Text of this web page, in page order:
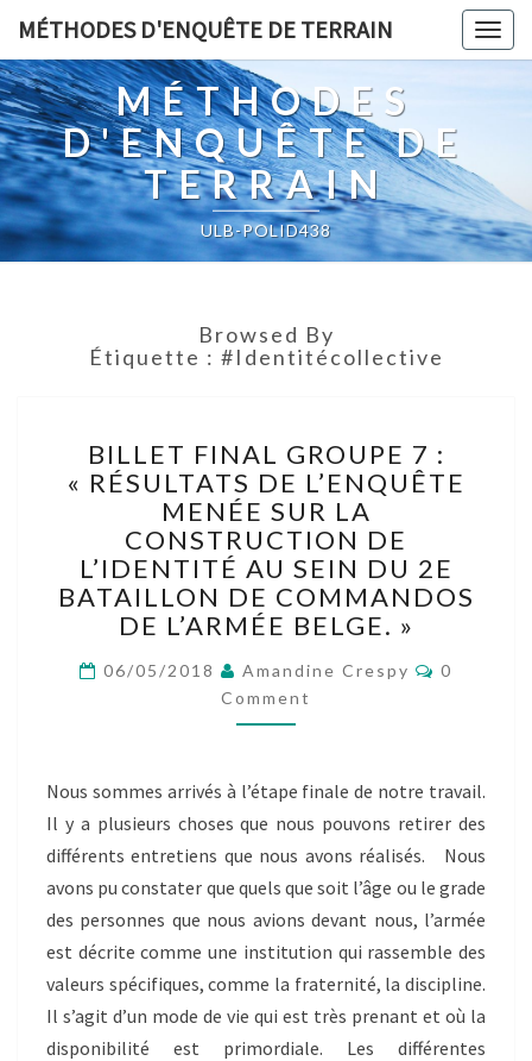
MÉTHODES D'ENQUÊTE DE TERRAIN
MÉTHODES
D'ENQUÊTE DE
TERRAIN
ULB-POLID438
Browsed By
Étiquette : #identitécollective
FINAL
GROUPE
7
:
« RÉSULTATS
DE
L’ENQUÊTE
MENÉE
SUR
LA
AU
SEIN
DU
BATAILLON
DE
COMMANDOS
DE
L’ARMÉE
BELGE. »
BILLET FINAL GROUPE 7 :
« RÉSULTATS DE L’ENQUÊTE
MENÉE SUR LA
CONSTRUCTION DE
L’IDENTITÉ AU SEIN DU 2E
BATAILLON DE COMMANDOS
DE L’ARMÉE BELGE. »
06/05/2018 Amandine Crespy
0
Comment
Nous sommes arrivés à l’étape finale de notre travail.
Il y a plusieurs choses que nous pouvons retirer des
différents entretiens que nous avons réalisés. Nous
avons pu constater que quels que soit l’âge ou le grade
des personnes que nous avions devant nous, l’armée
est décrite comme une institution qui rassemble des
valeurs spécifiques, comme la fraternité, la discipline.
Il s’agit d’un mode de vie qui est très prenant et où la
disponibilité est primordiale. Les différentes